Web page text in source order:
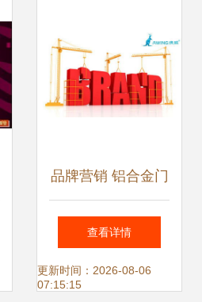
品牌营销 铝合金门
窗加盟厂家盈利的
加速器
查看详情
更新时间：2026-08-06
07:15:15